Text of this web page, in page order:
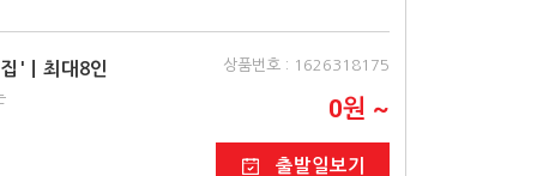
'ㅣ최대8인 상품번호 : 1626318175
0원 ~
출발일보기